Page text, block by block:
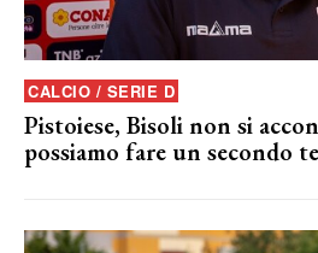
CALCIO / SERIE D
Pistoiese, Bisoli non si
possiamo fare un secondo